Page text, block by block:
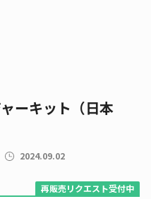
ーキット（日本
2024.09.02
再販売リクエスト受付中